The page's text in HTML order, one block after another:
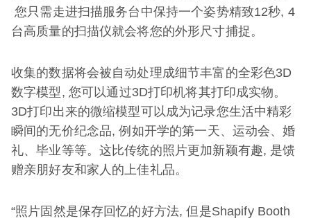
您只需走进扫描服务台中保持一个姿势精致12秒, 4
台高质量的扫描仪就会将您的外形尺寸捕捉。
收集的数据将会被自动处理成细节丰富的全彩色3D
数字模型, 您可以通过3D打印机将其打印成实物。
3D打印出来的微缩模型可以成为记录您生活中精彩
瞬间的无价纪念品, 例如开学的第一天、运动会、婚
礼、毕业等等。这比传统的照片更加新颖有趣, 是馈
赠亲朋好友和家人的上佳礼品。
“照片固然是保存回忆的好方法, 但是Shapify Booth